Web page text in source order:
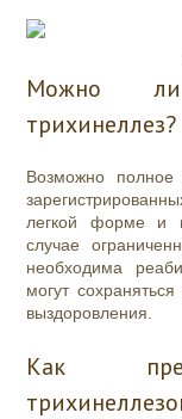
Можно ли
трихинеллез?
Возможно полное
легкой форме и
случае
необходима
могут
выздоровления.
Как